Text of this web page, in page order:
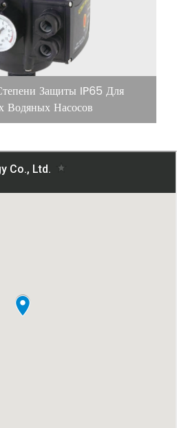
Защиты IP65 Для
Водяных Насосов